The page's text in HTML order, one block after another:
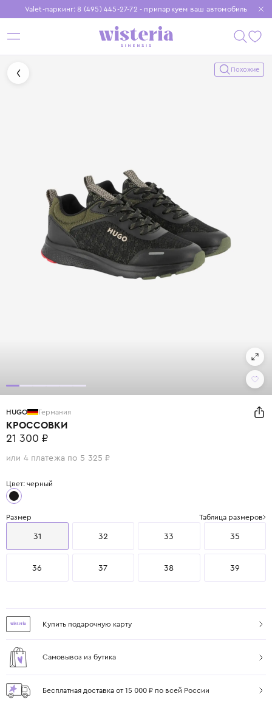
Valet-паркинг: 8 (495) 445-27-72 - припаркуем ваш автомобиль
Бесплатная доставка при заказе от 15 000 ₽
Установите приложение, чтобы покупки были еще удобнее
Похожие
HUGO Германия
КРОССОВКИ
21 300 ₽
или 4 платежа по 5 325 ₽
Цвет: черный
Размер Таблица размеров
31 32 33 35
36 37 38 39
Купить подарочную карту
Самовывоз из бутика
Бесплатная доставка от 15 000 ₽ по всей России